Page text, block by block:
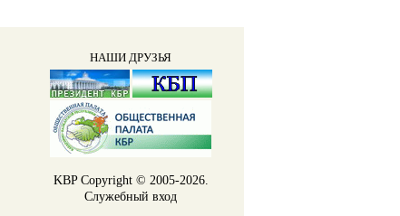
НАШИ ДРУЗЬЯ
KBPCopyright © 2005-2026.
Служебный вход